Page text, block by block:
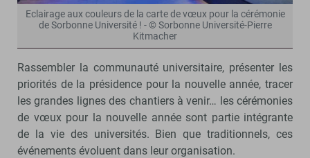
Eclairage aux couleurs de la carte de vœux pour la cérémonie
de Sorbonne Université ! - © Sorbonne Université-Pierre
Kitmacher
Rassembler la communauté universitaire, présenter les
priorités de la présidence pour la nouvelle année, tracer
les grandes lignes des chantiers à venir… les cérémonies
de vœux pour la nouvelle année sont partie intégrante
de la vie des universités. Bien que traditionnels, ces
événements évoluent dans leur organisation.